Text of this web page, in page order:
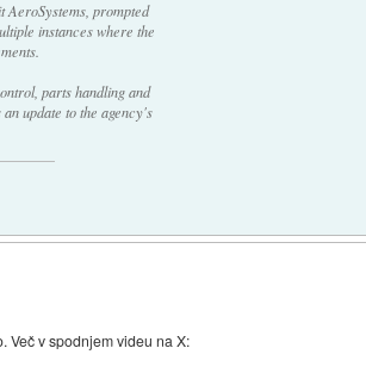
prompted
instances where the
parts handling and
update to the agency's
Več v spodnjem videu na X: